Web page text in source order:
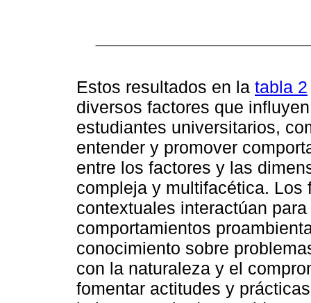
Estos resultados en la tabla 2
diversos factores que
estudiantes universitarios,
entender y promover
entre los factores y las
compleja y multifacética.
contextuales interactúan
comportamientos
conocimiento sobre
con la naturaleza y el
fomentar actitudes y